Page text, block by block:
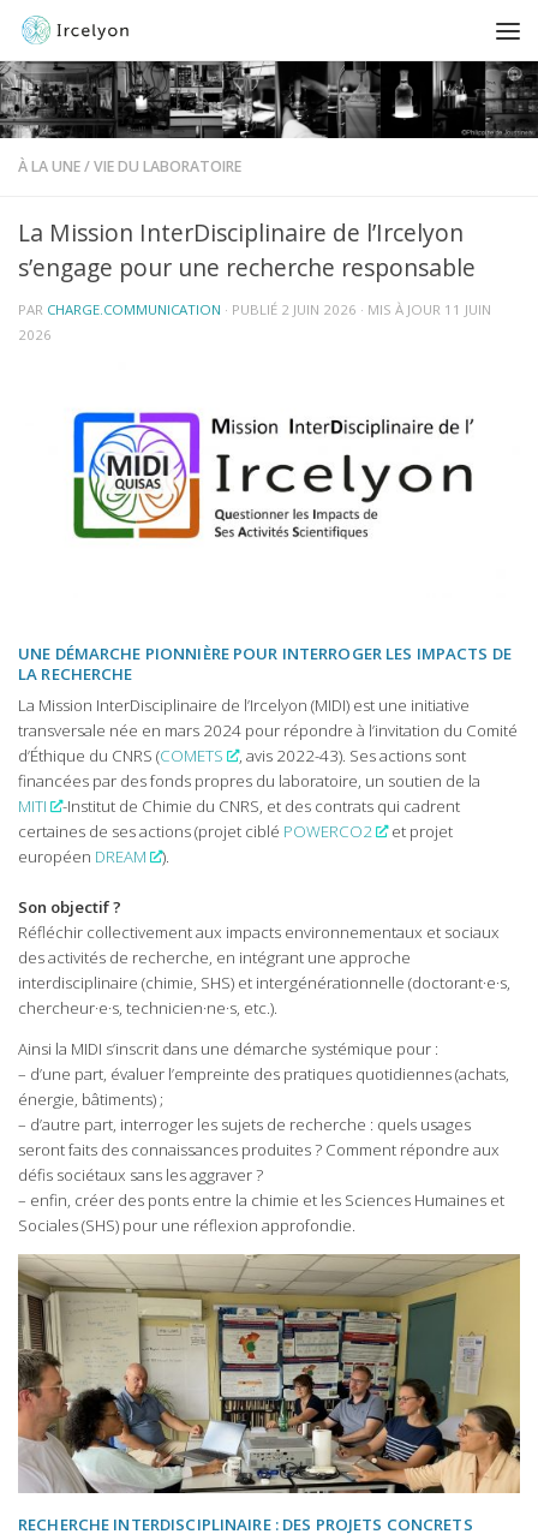
À LA UNE/VIE DU LABORATOIRE
La Mission InterDisciplinaire de l’Ircelyon
s’engage pour une recherche responsable
PAR CHARGE.COMMUNICATION · PUBLIÉ 2 JUIN 2026 · MIS À JOUR 11 JUIN
2026
UNE DÉMARCHE PIONNIÈRE POUR INTERROGER LES IMPACTS DE
LA RECHERCHE
La Mission InterDisciplinaire de l’Ircelyon (MIDI) est une initiative
transversale née en mars 2024 pour répondre à l’invitation du Comité
d’Éthique du CNRS (COMETS
, avis 2022-43). Ses actions sont
financées par des fonds propres du laboratoire, un soutien de la
MITI
-Institut de Chimie du CNRS, et des contrats qui cadrent
certaines de ses actions (projet ciblé POWERCO2
et projet
européen DREAM ).
Son objectif ?
Réfléchir collectivement aux impacts environnementaux et sociaux
des activités de recherche, en intégrant une approche
interdisciplinaire (chimie, SHS) et intergénérationnelle (doctorant·e·s,
chercheur·e·s, technicien·ne·s, etc.).
Ainsi la MIDI s’inscrit dans une démarche systémique pour :
– d’une part, évaluer l’empreinte des pratiques quotidiennes (achats,
énergie, bâtiments) ;
– d’autre part, interroger les sujets de recherche : quels usages
seront faits des connaissances produites ? Comment répondre aux
défis sociétaux sans les aggraver ?
– enfin, créer des ponts entre la chimie et les Sciences Humaines et
Sociales (SHS) pour une réflexion approfondie.
RECHERCHE INTERDISCIPLINAIRE : DES PROJETS CONCRETS